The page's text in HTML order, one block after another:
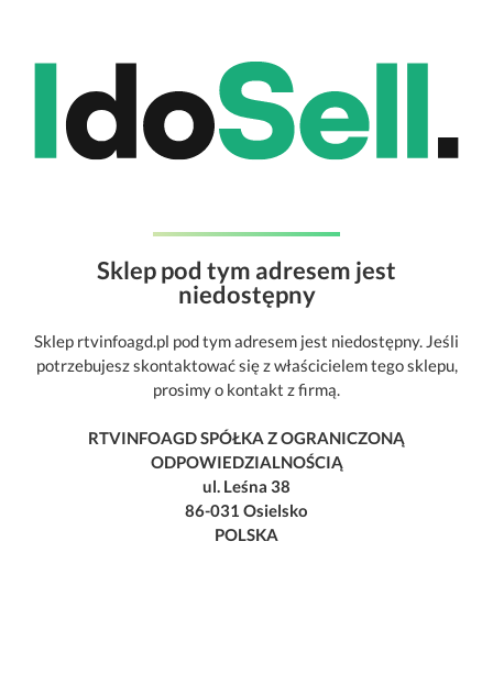
Sklep pod tym adresem jest
niedostępny
Sklep rtvinfoagd.pl pod tym adresem jest niedostępny. Jeśli
potrzebujesz skontaktować się z właścicielem tego sklepu,
prosimy o kontakt z firmą.
RTVINFOAGD SPÓŁKA Z OGRANICZONĄ
ODPOWIEDZIALNOŚCIĄ
ul. Leśna 38
86-031 Osielsko
POLSKA